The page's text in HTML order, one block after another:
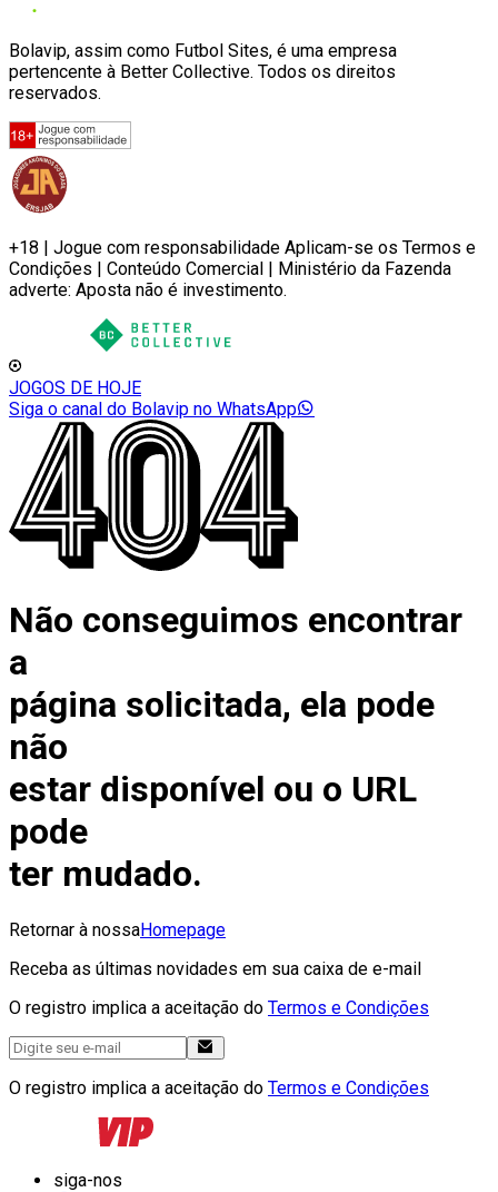
Bolavip, assim como Futbol Sites, é uma empresa
pertencente à Better Collective. Todos os direitos
reservados.
+18 | Jogue com responsabilidade Aplicam-se os Termos e
Condições | Conteúdo Comercial | Ministério da Fazenda
adverte: Aposta não é investimento.
JOGOS DE HOJE
Siga o canal do Bolavip no WhatsApp
Não conseguimos encontrar
a
página solicitada, ela pode
não
estar disponível ou o URL
pode
ter mudado.
Retornar à nossaHomepage
Receba as últimas novidades em sua caixa de e-mail
O registro implica a aceitação do Termos e Condições
O registro implica a aceitação do Termos e Condições
siga-nos